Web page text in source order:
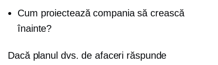
Cum proiectează compania să crească
înainte?
Dacă planul dvs. de afaceri răspunde